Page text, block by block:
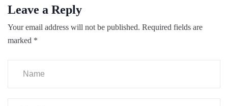
Leave a Reply
Your email address will not be published. Required fields are
marked *